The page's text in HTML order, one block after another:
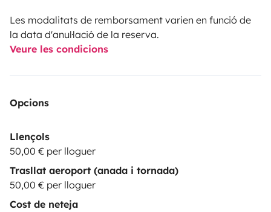
Les modalitats de remborsament varien en funció de
la data d'anul·lació de la reserva.
Veure les condicions
Opcions
Llençols
50,00 € per lloguer
Trasllat aeroport (anada i tornada)
50,00 € per lloguer
Cost de neteja